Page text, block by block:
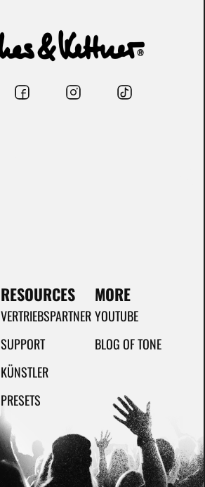
RESOURCES
VERTRIEBSPARTNER
SUPPORT
KÜNSTLER
PRESETS
MORE
YOUTUBE
BLOG OF TONE